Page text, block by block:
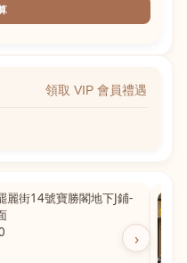
領取 VIP 會員禮遇
›
麗街14號寶勝閣地下J鋪-